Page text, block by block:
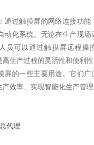
通过触摸屏的网络连接功能
动化系统。无论在生产现
员可以通过触摸屏远程操
生产过程的灵活性和便利性
屏的一些主要用途。它们
效率、实现智能化生产管理
代理